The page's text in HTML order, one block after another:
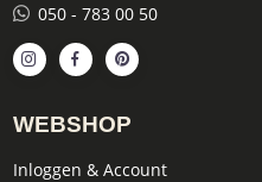
050 - 783 00 50
WEBSHOP
Inloggen & Account